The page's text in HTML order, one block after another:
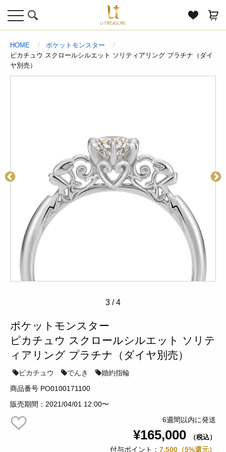
toggle
navigation
HOME
ポケットモンスター
ピカチュウ スクロールシルエット ソリティアリング プラチナ（ダイ
ヤ別売）
3 /4
ポケットモンスター
ピカチュウ スクロールシルエット ソリテ
ィアリング プラチナ（ダイヤ別売）
ピカチュウ でんき
婚約指輪
商品番号 PO0100171100
販売期間：2021/04/01 12:00〜
6週間以内に発送
¥165,000 （税込）
付与ポイント： 7,500（5%還元）